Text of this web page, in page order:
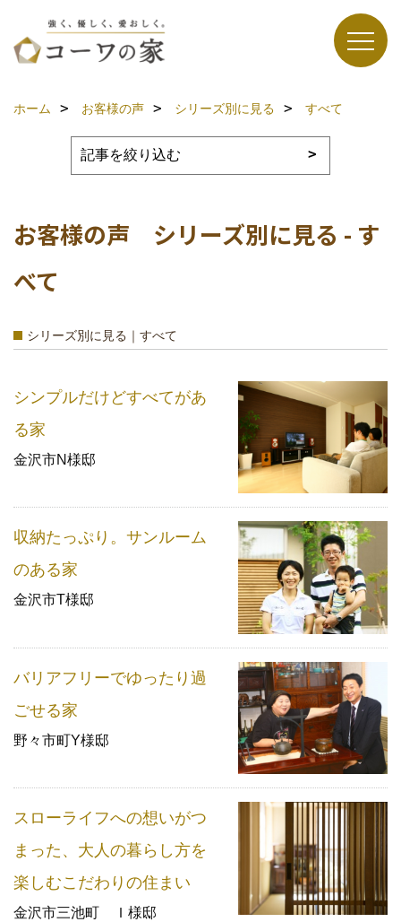
ホーム お客様の声 シリーズ別に見る すべて
お客様の声 シリーズ別に見る - す
べて
シリーズ別に見る｜すべて
シンプルだけどすべてがあ
る家
金沢市N様邸
収納たっぷり。サンルーム
のある家
金沢市T様邸
バリアフリーでゆったり過
ごせる家
野々市町Y様邸
スローライフへの想いがつ
まった、大人の暮らし方を
楽しむこだわりの住まい
金沢市三池町 Ｉ様邸